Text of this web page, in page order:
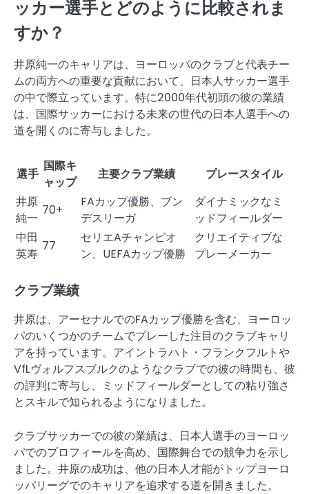
ッカー選手とどのように比較されま
すか？
井原純一のキャリアは、ヨーロッパのクラブと代表チー
ムの両方への重要な貢献において、日本人サッカー選手
の中で際立っています。特に2000年代初頭の彼の業績
は、国際サッカーにおける未来の世代の日本人選手への
道を開くのに寄与しました。
選手
国際キ
ャップ
主要クラブ業績
プレースタイル
井原
純一
70+
FAカップ優勝、ブン
デスリーガ
ダイナミックなミ
ッドフィールダー
中田
英寿
77
セリエAチャンピオ
ン、UEFAカップ優勝
クリエイティブな
プレーメーカー
クラブ業績
井原は、アーセナルでのFAカップ優勝を含む、ヨーロッ
パのいくつかのチームでプレーした注目のクラブキャリ
アを持っています。アイントラハト・フランクフルトや
VfLヴォルフスブルクのようなクラブでの彼の時間も、彼
の評判に寄与し、ミッドフィールダーとしての粘り強さ
とスキルで知られるようになりました。
クラブサッカーでの彼の業績は、日本人選手のヨーロッ
パでのプロフィールを高め、国際舞台での競争力を示し
ました。井原の成功は、他の日本人才能がトップヨーロ
ッパリーグでのキャリアを追求する道を開きました。